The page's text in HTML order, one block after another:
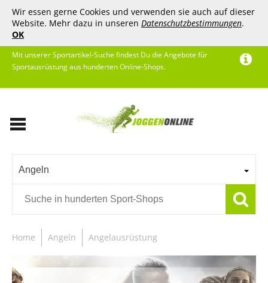
Wir essen gerne Cookies und verwenden sie auch auf dieser
Website. Mehr dazu in unseren Datenschutzbestimmungen.
OK
Mit unserer Sportartikel-Suche findest Du die Angebote für
Sportausrüstung aus hunderten Online-Shops.
Angeln
Home Angeln Angelausrüstung